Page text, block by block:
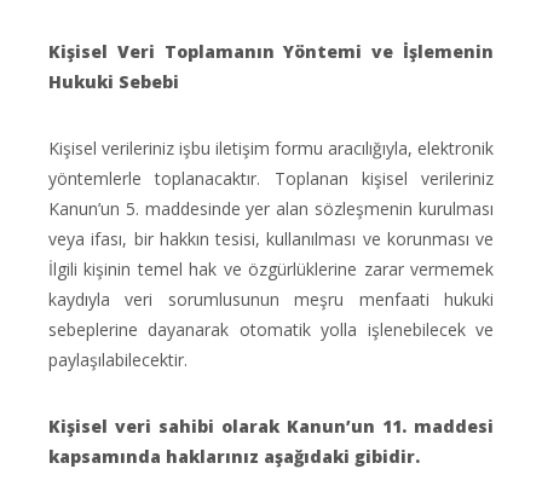
Kişisel Veri Toplamanın Yöntemi ve İşlemenin
Hukuki Sebebi
Kişisel verileriniz işbu iletişim formu aracılığıyla, elektronik
yöntemlerle toplanacaktır. Toplanan kişisel verileriniz
Kanun’un 5. maddesinde yer alan sözleşmenin kurulması
veya ifası, bir hakkın tesisi, kullanılması ve korunması ve
İlgili kişinin temel hak ve özgürlüklerine zarar vermemek
kaydıyla veri sorumlusunun meşru menfaati hukuki
sebeplerine dayanarak otomatik yolla işlenebilecek ve
paylaşılabilecektir.
Kişisel veri sahibi olarak Kanun’un 11. maddesi
kapsamında haklarınız aşağıdaki gibidir.